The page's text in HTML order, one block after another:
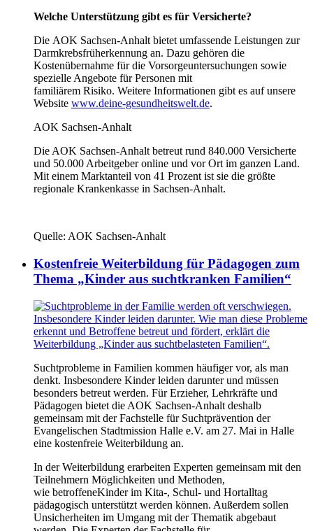
Welche Unterstützung gibt es für Versicherte?
Die AOK Sachsen-Anhalt bietet umfassende Leistungen zur
Darmkrebsfrüherkennung an. Dazu gehören die
Kostenübernahme für die Vorsorgeuntersuchungen sowie
spezielle Angebote für Personen mit
familiärem Risiko. Weitere Informationen gibt es auf unsere
Website www.deine-gesundheitswelt.de.
AOK Sachsen-Anhalt
Die AOK Sachsen-Anhalt betreut rund 840.000 Versicherte
und 50.000 Arbeitgeber online und vor Ort im ganzen Land.
Mit einem Marktanteil von 41 Prozent ist sie die größte
regionale Krankenkasse in Sachsen-Anhalt.
Quelle: AOK Sachsen-Anhalt
Kostenfreie Weiterbildung für Pädagogen zum
Thema „Kinder aus suchtkranken Familien“
Suchtprobleme in Familien kommen häufiger vor, als man
denkt. Insbesondere Kinder leiden darunter und müssen
besonders betreut werden. Für Erzieher, Lehrkräfte und
Pädagogen bietet die AOK Sachsen-Anhalt deshalb
gemeinsam mit der Fachstelle für Suchtprävention der
Evangelischen Stadtmission Halle e.V. am 27. Mai in Halle
eine kostenfreie Weiterbildung an.
In der Weiterbildung erarbeiten Experten gemeinsam mit den
Teilnehmern Möglichkeiten und Methoden,
wie betroffeneKinder im Kita-, Schul- und Hortalltag
pädagogisch unterstützt werden können. Außerdem sollen
Unsicherheiten im Umgang mit der Thematik abgebaut